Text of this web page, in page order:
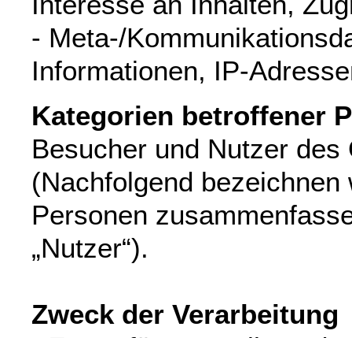
- Meta-/
Informationen, IP-
Kategorien betroffener
Besucher und Nutzer des
(Nachfolgend
Personen
„Nutzer“).
Zweck der Verarbeitung